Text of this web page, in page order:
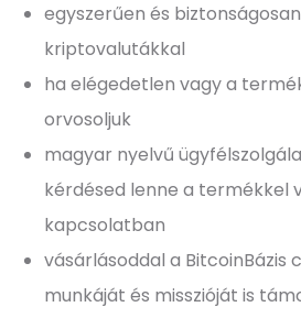
egyszerűen és
kriptovalutákkal
ha elégedetlen vagy a
orvosoljuk
magyar nyelvű
kérdésed lenne a termékkel
kapcsolatban
vásárlásoddal a BitcoinBázis
munkáját és misszióját is